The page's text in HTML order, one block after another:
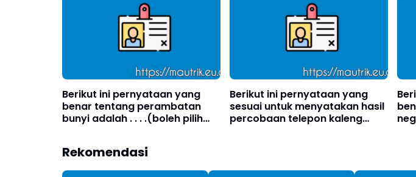
Berikut ini pernyataan yang
benar tentang perambatan
bunyi adalah . . . .(boleh pilih
Berikut ini pernyataan yang
sesuai untuk menyatakan hasil
percobaan telepon kaleng
Rekomendasi